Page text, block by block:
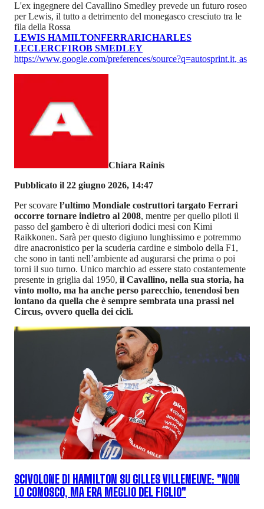
L'ex ingegnere del Cavallino Smedley prevede un futuro roseo
per Lewis, il tutto a detrimento del monegasco cresciuto tra le
fila della Rossa
LEWIS HAMILTONFERRARICHARLES
LECLERCF1ROB SMEDLEY
https://www.google.com/preferences/source?q=autosprint.it, as
Chiara Rainis
Pubblicato il 22 giugno 2026, 14:47
Per scovare l’ultimo Mondiale costruttori targato Ferrari
occorre tornare indietro al 2008, mentre per quello piloti il
passo del gambero è di ulteriori dodici mesi con Kimi
Raikkonen. Sarà per questo digiuno lunghissimo e potremmo
dire anacronistico per la scuderia cardine e simbolo della F1,
che sono in tanti nell’ambiente ad augurarsi che prima o poi
torni il suo turno. Unico marchio ad essere stato costantemente
presente in griglia dal 1950, il Cavallino, nella sua storia, ha
vinto molto, ma ha anche perso parecchio, tenendosi ben
lontano da quella che è sempre sembrata una prassi nel
Circus, ovvero quella dei cicli.
SCIVOLONE DI HAMILTON SU GILLES VILLENEUVE: "NON
LO CONOSCO, MA ERA MEGLIO DEL FIGLIO"